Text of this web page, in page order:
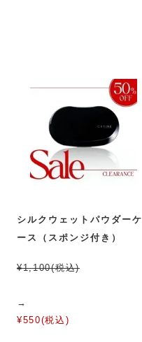
シルクウェットパウダーケ
ース（スポンジ付き）
¥1,100(税込)
→
¥550(税込)